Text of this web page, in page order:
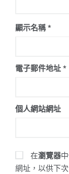
顯示名稱*
電子郵件地址 *
個人網站網址
在瀏覽器
網址，以供下